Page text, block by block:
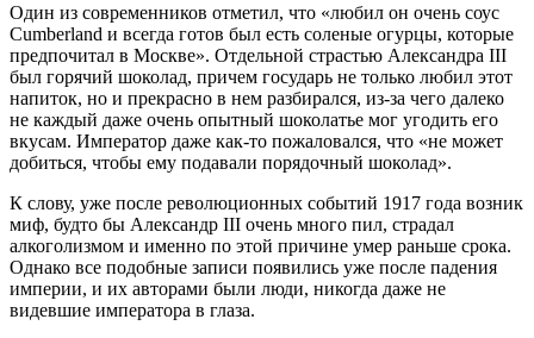
Один из современников отметил, что «любил он очень соус
Cumberland и всегда готов был есть соленые огурцы, которые
предпочитал в Москве». Отдельной страстью Александра III
был горячий шоколад, причем государь не только любил этот
напиток, но и прекрасно в нем разбирался, из-за чего далеко
не каждый даже очень опытный шоколатье мог угодить его
вкусам. Император даже как-то пожаловался, что «не может
добиться, чтобы ему подавали порядочный шоколад».
К слову, уже после революционных событий 1917 года возник
миф, будто бы Александр III очень много пил, страдал
алкоголизмом и именно по этой причине умер раньше срока.
Однако все подобные записи появились уже после падения
империи, и их авторами были люди, никогда даже не
видевшие императора в глаза.